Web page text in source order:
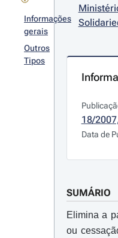
Informações
gerais
Outros
Tipos
18/
Data de
SUMÁRIO
Elimina a
ou